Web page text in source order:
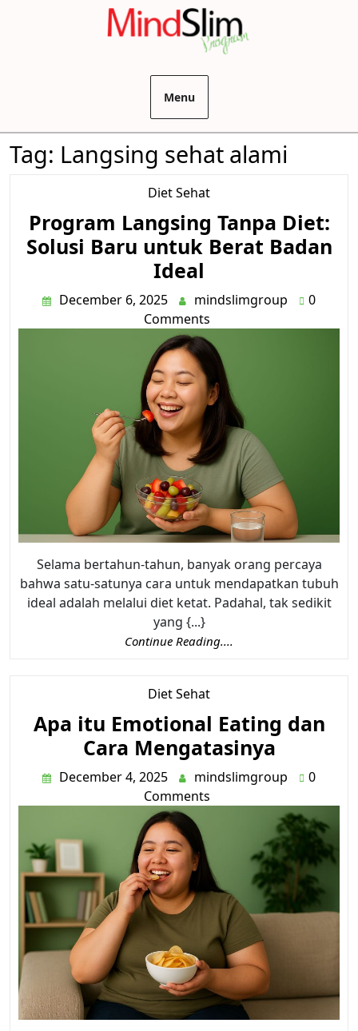
Menu
Tag: Langsing sehat alami
Diet Sehat
Program Langsing Tanpa Diet:
Solusi Baru untuk Berat Badan
Ideal
December 6, 2025 mindslimgroup
0
Comments
Selama bertahun-tahun, banyak orang percaya
bahwa satu-satunya cara untuk mendapatkan tubuh
ideal adalah melalui diet ketat. Padahal, tak sedikit
yang {...}
Continue Reading....
Diet Sehat
Apa itu Emotional Eating dan
Cara Mengatasinya
December 4, 2025 mindslimgroup
0
Comments